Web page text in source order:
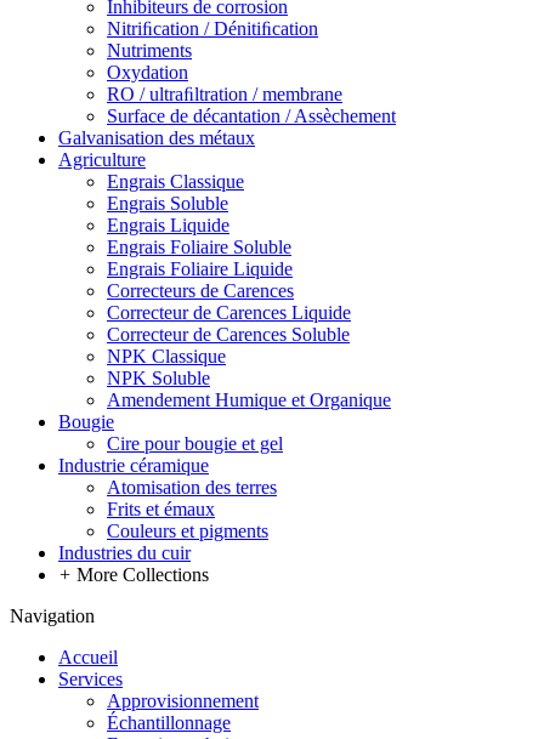
Inhibiteurs de corrosion
Nitriﬁcation / Dénitiﬁcation
Nutriments
Oxydation
RO / ultraﬁltration / membrane
Surface de décantation / Assèchement
Galvanisation des métaux
Agriculture
Engrais Classique
Engrais Soluble
Engrais Liquide
Engrais Foliaire Soluble
Engrais Foliaire Liquide
Correcteurs de Carences
Correcteur de Carences Liquide
Correcteur de Carences Soluble
NPK Classique
NPK Soluble
Amendement Humique et Organique
Bougie
Cire pour bougie et gel
Industrie céramique
Atomisation des terres
Frits et émaux
Couleurs et pigments
Industries du cuir
+ More Collections
Navigation
Accueil
Services
Approvisionnement
Échantillonnage